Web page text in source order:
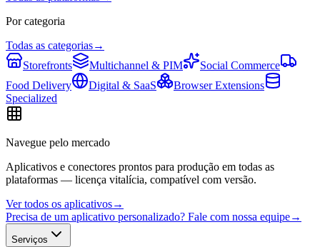
Por categoria
Todas as categorias→
Storefronts
Multichannel & PIM
Social Commerce
Food Delivery
Digital & SaaS
Browser Extensions
Specialized
Navegue pelo mercado
Aplicativos e conectores prontos para produção em todas as
plataformas — licença vitalícia, compatível com versão.
Ver todos os aplicativos→
Precisa de um aplicativo personalizado? Fale com nossa equipe→
Serviços